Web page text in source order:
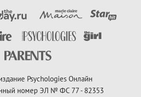
Psychologies Онлайн
номер ЭЛ № ФС 77 - 82353